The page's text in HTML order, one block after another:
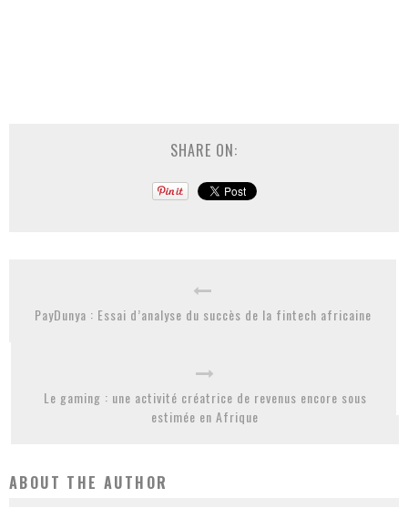
SHARE ON:
PayDunya : Essai d’analyse du succès de la fintech africaine
Le gaming : une activité créatrice de revenus encore sous
estimée en Afrique
ABOUT THE AUTHOR